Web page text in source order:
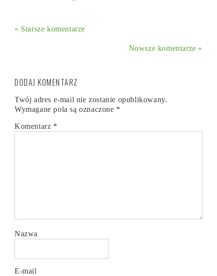
« Starsze komentarze
Nowsze komentarze »
DODAJ KOMENTARZ
Twój adres e-mail nie zostanie opublikowany.
Wymagane pola są oznaczone *
Komentarz *
Nazwa
E-mail